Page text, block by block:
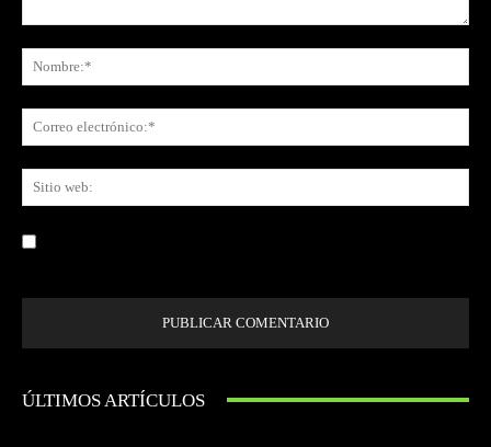
ÚLTIMOS ARTÍCULOS